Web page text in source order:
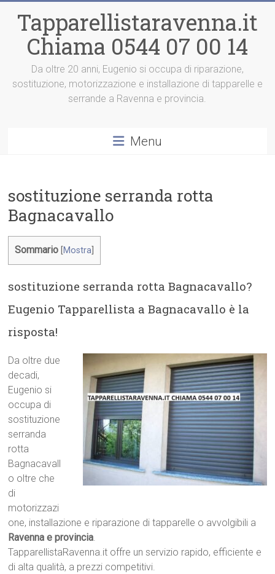
contenuto
Tapparellistaravenna.it
Chiama 0544 07 00 14
Da oltre 20 anni, Eugenio si occupa di riparazione,
sostituzione, motorizzazione e installazione di tapparelle e
serrande a Ravenna e provincia.
Menu
sostituzione serranda rotta
Bagnacavallo
Sommario Mostra
sostituzione serranda rotta Bagnacavallo?
Eugenio Tapparellista a Bagnacavallo è la
risposta!
Da oltre due
decadi,
Eugenio si
occupa di
sostituzione
serranda
rotta
Bagnacavall
o oltre che
di
motorizzazi
one, installazione e riparazione di tapparelle o avvolgibili a
Ravenna e provincia.
TapparellistaRavenna.it offre un servizio rapido, efficiente e
di alta qualità, a prezzi competitivi.